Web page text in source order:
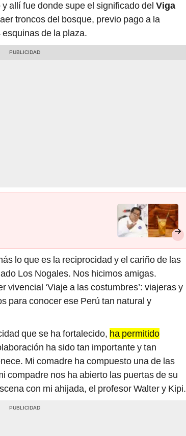
allí fue donde supe el significado del Viga
troncos del bosque, previo pago a la
de la plaza.
lo que es la reciprocidad y el cariño de las
Los Nogales. Nos hicimos amigas.
vivencial ‘Viaje a las costumbres’: viajeras y
para conocer ese Perú tan natural y
que se ha fortalecido, ha permitido
ha sido tan importante y tan
Mi comadre ha compuesto una de las
compadre nos ha abierto las puertas de su
con mi ahijada, el profesor Walter y Kipi.